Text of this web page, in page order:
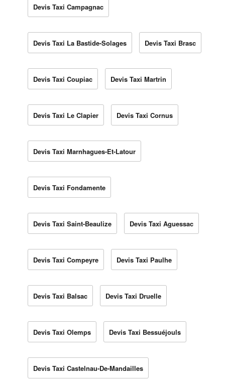
Devis Taxi Campagnac
Devis Taxi La Bastide-Solages Devis Taxi Brasc
Devis Taxi Coupiac Devis Taxi Martrin
Devis Taxi Le Clapier Devis Taxi Cornus
Devis Taxi Marnhagues-Et-Latour
Devis Taxi Fondamente
Devis Taxi Saint-Beaulize Devis Taxi Aguessac
Devis Taxi Compeyre Devis Taxi Paulhe
Devis Taxi Balsac Devis Taxi Druelle
Devis Taxi Olemps Devis Taxi Bessuéjouls
Devis Taxi Castelnau-De-Mandailles